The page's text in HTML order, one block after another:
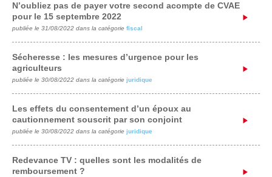
N’oubliez pas de payer votre second acompte de CVAE
pour le 15 septembre 2022
publiée le 31/08/2022 dans la catégorie fiscal
Sécheresse : les mesures d’urgence pour les
agriculteurs
publiée le 30/08/2022 dans la catégorie juridique
Les effets du consentement d’un époux au
cautionnement souscrit par son conjoint
publiée le 30/08/2022 dans la catégorie juridique
Redevance TV : quelles sont les modalités de
remboursement ?